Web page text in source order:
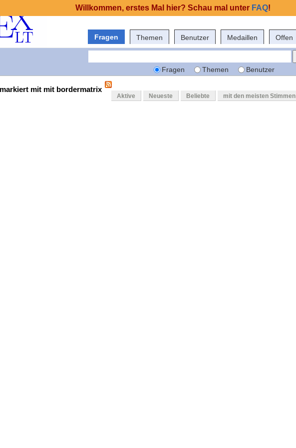
Fragen Themen Benutzer Medaillen Offen
Fragen Themen Benutzer
mit mit bordermatrix
Aktive Neueste Beliebte mit den meisten Stimmen
Willkommen, erstes Mal hier? Schau mal unter FAQ!